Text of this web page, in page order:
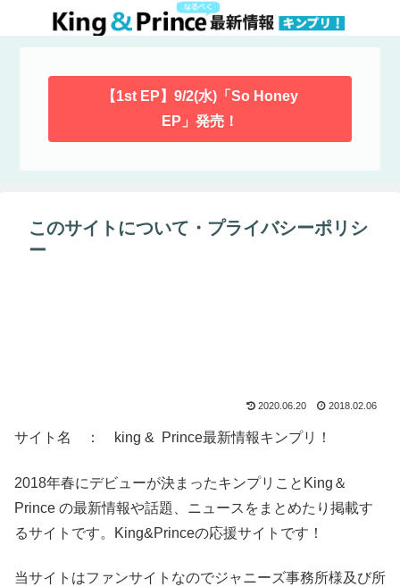
【1st EP】9/2(水)「So Honey
EP」発売！
このサイトについて・プライバシーポリシ
ー
2020.06.20 2018.02.06
サイト名 ： king & Prince最新情報キンプリ！
2018年春にデビューが決まったキンプリことKing＆
Prince の最新情報や話題、ニュースをまとめたり掲載す
るサイトです。King&Princeの応援サイトです！
当サイトはファンサイトなのでジャニーズ事務所様及び所